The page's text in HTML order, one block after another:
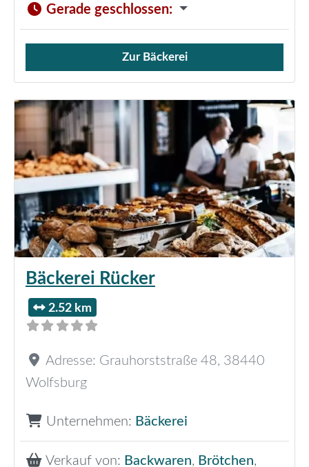
Gerade geschlossen:
Verkauf von Brötchen,
Zur Bäckerei
Bäckerei Rücker
2.52 km
Adresse: Grauhorststraße 48, 38440
Wolfsburg
Unternehmen: Bäckerei
Verkauf von: Backwaren, Brötchen,